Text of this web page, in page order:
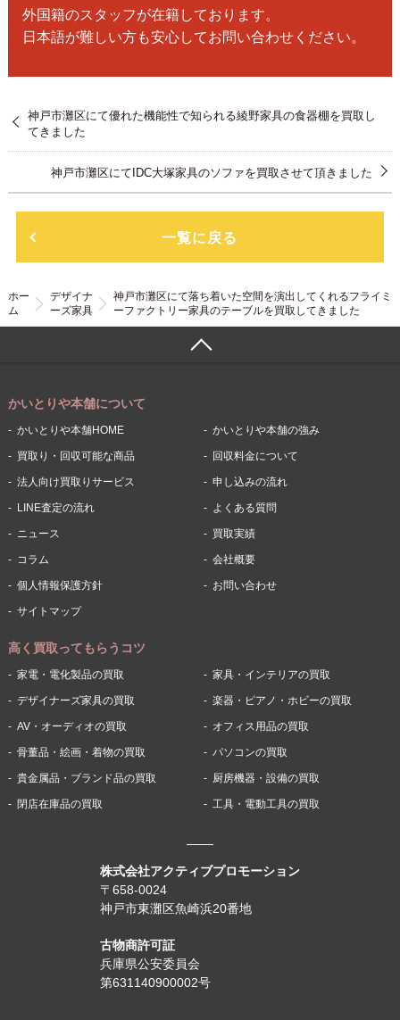
外国籍のスタッフが在籍しております。
日本語が難しい方も安心してお問い合わせください。
神戸市灘区にて優れた機能性で知られる綾野家具の食器棚を買取し
てきました
神戸市灘区にてIDC大塚家具のソファを買取させて頂きました
一覧に戻る
ホー
ム
デザイナ
ーズ家具
神戸市灘区にて落ち着いた空間を演出してくれるフライミ
ーファクトリー家具のテーブルを買取してきました
株式会社アクティブプロモーション
〒658-0024
神戸市東灘区魚崎浜20番地
古物商許可証
兵庫県公安委員会
第631140900002号
かいとりや本舗について
かいとりや本舗HOME かいとりや本舗の強み
買取り・回収可能な商品 回収料金について
法人向け買取りサービス 申し込みの流れ
LINE査定の流れ よくある質問
ニュース 買取実績
コラム 会社概要
個人情報保護方針 お問い合わせ
サイトマップ
高く買取ってもらうコツ
家電・電化製品の買取 家具・インテリアの買取
デザイナーズ家具の買取 楽器・ピアノ・ホビーの買取
AV・オーディオの買取 オフィス用品の買取
骨董品・絵画・着物の買取 パソコンの買取
貴金属品・ブランド品の買取 厨房機器・設備の買取
閉店在庫品の買取 工具・電動工具の買取